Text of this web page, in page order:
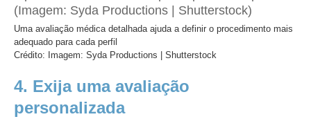
Uma avaliação médica detalhada ajuda a definir o procedimento mais
adequado para cada perfil
Crédito: Imagem: Syda Productions | Shutterstock
4. Exija uma avaliação
personalizada